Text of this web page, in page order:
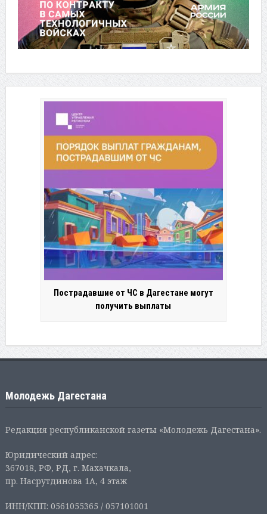
Пострадавшие от ЧС в Дагестане могут
получить выплаты
Молодежь Дагестана
Редакция республиканской газеты «Молодежь Дагестана».
Юридический адрес:
367018, РФ, РД, г. Махачкала,
пр. Насрутдинова 1А, 4 этаж
ИНН/КПП: 0561055365 / 057101001